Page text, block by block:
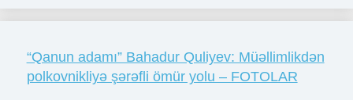
“Qanun adamı” Bahadur Quliyev: Müəllimlikdən
polkovnikliyə şərəfli ömür yolu – FOTOLAR